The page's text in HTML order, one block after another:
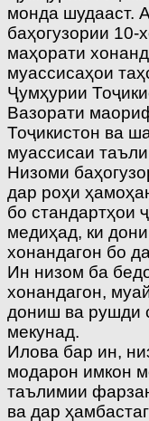
монда шудааст.
баҳогузории
маҳорати
муассисаҳои
Ҷумҳурии
Вазорати
Тоҷикистон ва
муассисаи
Низоми
дар роҳи
бо стандартҳои
медиҳад, ки
хонандагон бо
Ин низом ба
хонандагон,
дониш ва рушди
мекунад.
Илова бар ин,
модарон имкон
таълимии
ва дар